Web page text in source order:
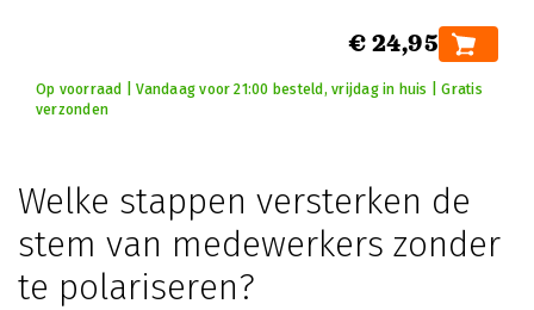
€ 24,95
Op voorraad | Vandaag voor 21:00 besteld, vrijdag in huis | Gratis
verzonden
Welke stappen versterken de
stem van medewerkers zonder
te polariseren?